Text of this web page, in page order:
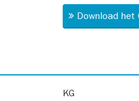
Download
KG